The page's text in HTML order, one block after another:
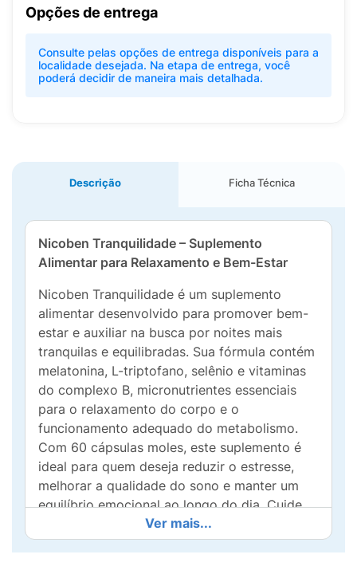
Opções de entrega
Consulte pelas opções de entrega disponíveis para a
localidade desejada. Na etapa de entrega, você
poderá decidir de maneira mais detalhada.
Descrição Ficha Técnica
Nicoben Tranquilidade – Suplemento
Alimentar para Relaxamento e Bem-Estar
Nicoben Tranquilidade é um suplemento
alimentar desenvolvido para promover bem-
estar e auxiliar na busca por noites mais
tranquilas e equilibradas. Sua fórmula contém
melatonina, L-triptofano, selênio e vitaminas
do complexo B, micronutrientes essenciais
para o relaxamento do corpo e o
funcionamento adequado do metabolismo.
Com 60 cápsulas moles, este suplemento é
ideal para quem deseja reduzir o estresse,
melhorar a qualidade do sono e manter um
equilíbrio emocional ao longo do dia. Cuide
da sua tranquilidade de forma prática e eficaz
com Nicoben Tranquilidade!
Ver mais...